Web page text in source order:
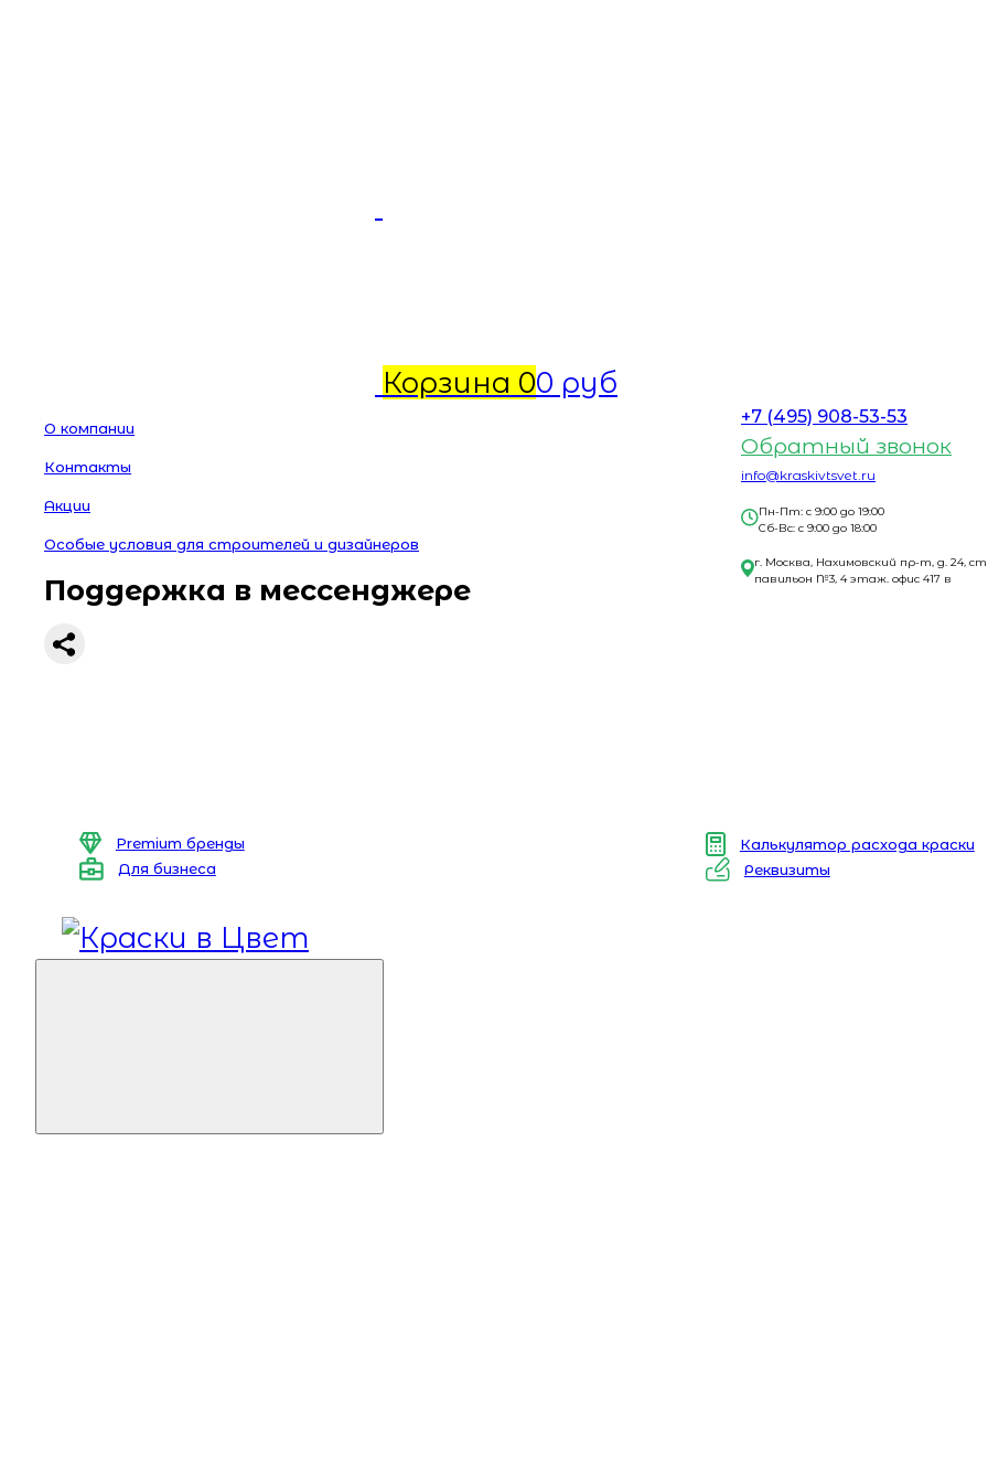
Корзина 00 руб
О компании
Контакты
Акции
Особые условия для строителей и дизайнеров
Поддержка в мессенджере
+7 (495) 908-53-53
Обратный звонок
info@kraskivtsvet.ru
Пн-Пт: с 9:00 до 19:00
Сб-Вс: с 9:00 до 18:00
г. Москва, Нахимовский пр-т, д. 24,
павильон №3, 4 этаж. офис 417 в
Premium бренды
Калькулятор расхода краски
Для бизнеса
Реквизиты